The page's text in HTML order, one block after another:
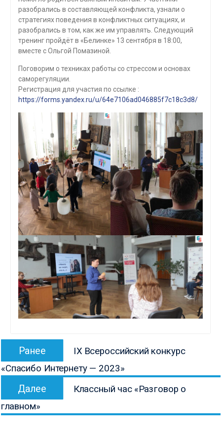
разобрались в составляющей конфликта, узнали о
стратегиях поведения в конфликтных ситуациях, и
разобрались в том, как же им управлять. Следующий
тренинг пройдёт в «Белинке» 13 сентября в 18:00,
вместе с Ольгой Помазиной.
Поговорим о техниках работы со стрессом и основах
саморегуляции.
Регистрация для участия по ссылке :
https://forms.yandex.ru/u/64e7106ad046885f7c18c3d8/
Навигация
записям
Ранее
запись:
IX Всероссийский конкурс
«Спасибо Интернету — 2023»
Далее
запись:
Классный час «Разговор о
главном»